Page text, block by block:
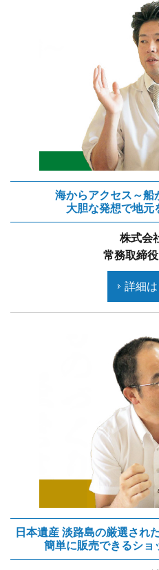
海からアクセス～船
大胆な発想で地元
株式会
常務取締
詳細
日本遺産 淡路島の厳選され
簡単に販売できるショ